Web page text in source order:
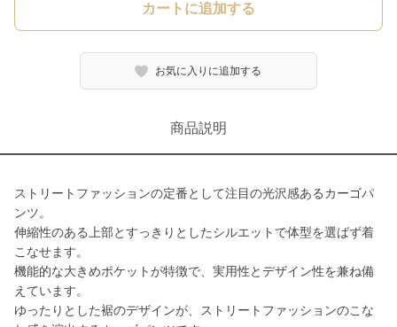
カートに追加する
お気に入りに追加する
商品説明
ストリートファッションの定番として注目の光沢感あるカーゴパ
ンツ。
伸縮性のある上部とすっきりとしたシルエットで体型を選ばず着
こなせます。
機能的な大きめポケットが特徴で、実用性とデザイン性を兼ね備
えています。
ゆったりとした裾のデザインが、ストリートファッションのこな